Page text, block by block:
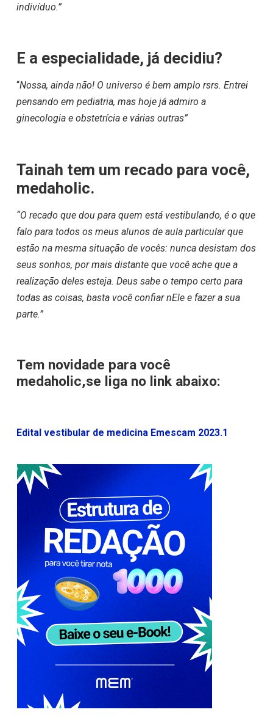
indivíduo.”
E a especialidade, já decidiu?
“Nossa, ainda não! O universo é bem amplo rsrs. Entrei
pensando em pediatria, mas hoje já admiro a
ginecologia e obstetrícia e várias outras”
Tainah tem um recado para você,
medaholic.
“O recado que dou para quem está vestibulando, é o que
falo para todos os meus alunos de aula particular que
estão na mesma situação de vocês: nunca desistam dos
seus sonhos, por mais distante que você ache que a
realização deles esteja. Deus sabe o tempo certo para
todas as coisas, basta você confiar nEle e fazer a sua
parte.”
Tem novidade para você
medaholic,se liga no link abaixo:
Edital vestibular de medicina Emescam 2023.1